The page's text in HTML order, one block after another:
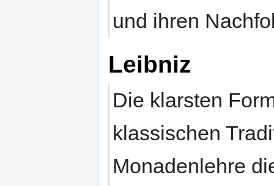
und ihren
Leibniz
Die klarsten
klassischen
Monadenlehre